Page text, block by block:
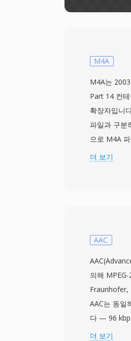
M4A
M4A는
Part 14 컨
확장자입니
파일과 구분
으로 M4A
Complexity)
iPhone,
걸쳐 있습
손실 코덱
타데이터(
원하는 듀
더 보기
AAC
의해
Fraunhofer,
AAC는 동일
다 — 96
한 청감 품
더 보기